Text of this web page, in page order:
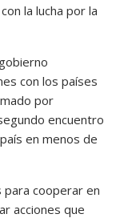
la lucha por la
con los países
por
encuentro
en menos de
cooperar en
acciones que